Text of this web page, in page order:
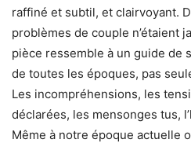
raffiné et subtil, et clairvoyant.
problèmes de couple n’étaient
pièce ressemble à un guide de
de toutes les époques, pas
Les incompréhensions, les
déclarées, les mensonges tus,
Même à notre époque actuelle